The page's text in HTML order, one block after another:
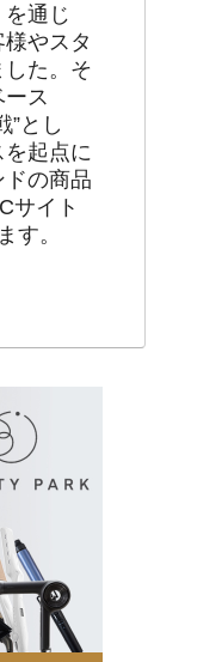
を通じ
やスタ
した。そ
ス
”とし
起点に
ドの商品
サイト
す。